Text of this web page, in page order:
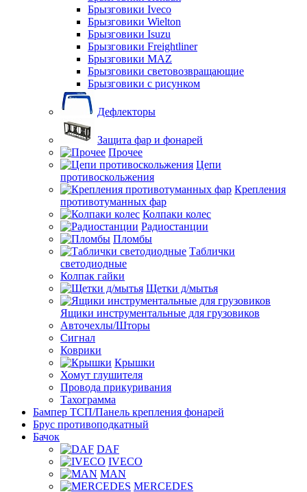
Брызговики Iveco
Брызговики Wielton
Брызговики Isuzu
Брызговики Freightliner
Брызговики MAZ
Брызговики световозвращающие
Брызговики с рисунком
Дефлекторы
Защита фар и фонарей
Прочее
Цепи
противоскольжения
Крепления
противотуманных фар
Колпаки колес
Радиостанции
Пломбы
Таблички
светодиодные
Колпак гайки
Щетки д/мытья
Ящики инструментальные для грузовиков
Авточехлы/Шторы
Сигнал
Коврики
Крышки
Хомут глушителя
Провода прикуривания
Тахограмма
Бампер ТСП/Панель крепления фонарей
Брус противоподкатный
Бачок
DAF
IVECO
MAN
MERCEDES